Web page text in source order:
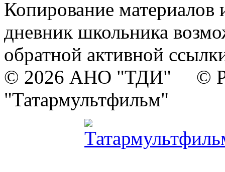
Копирование материалов
дневник школьника
обратной активной
© 2026 АНО "ТДИ" ©
"Татармультфильм"